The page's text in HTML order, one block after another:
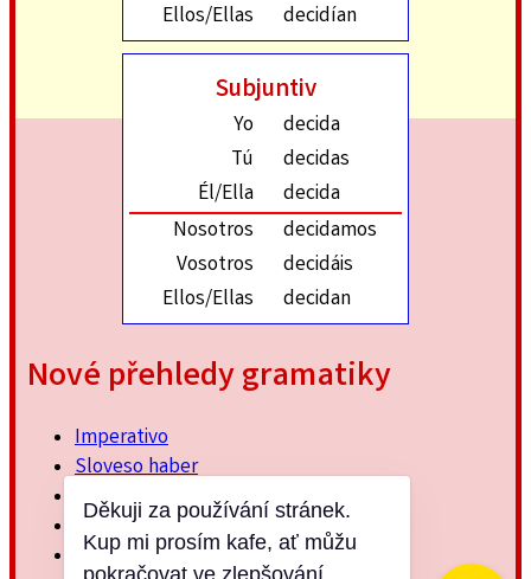
Ellos/Ellas
decidían
Subjuntiv
Yo
decida
Tú
decidas
Él/Ella
decida
Nosotros
decidamos
Vosotros
decidáis
Ellos/Ellas
decidan
Nové přehledy gramatiky
Imperativo
Sloveso haber
Imperfektum
Přítomný subjuntiv
Minulý jednoduchý
Děkuji za používání stránek.
Kup mi prosím kafe, ať můžu
pokračovat ve zlepšování